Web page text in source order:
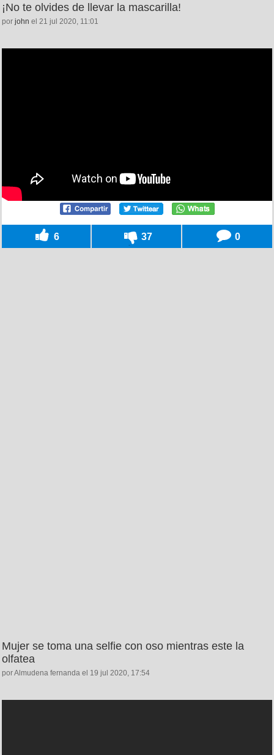
¡No te olvides de llevar la mascarilla!
por john el 21 jul 2020, 11:01
6 37 0
Mujer se toma una selfie con oso mientras este la
olfatea
por Almudena fernanda el 19 jul 2020, 17:54